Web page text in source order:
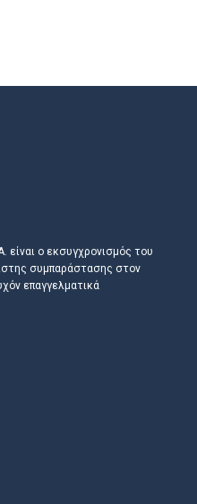
ο εκσυγχρονισμός του
συμπαράστασης στον
επαγγελματικά